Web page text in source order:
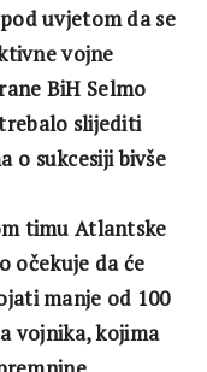
uvjetom da se
vojne
BiH Selmo
slijediti
o sukcesiji bivše
timu Atlantske
očekuje da će
manje od 100
vojnika, kojima